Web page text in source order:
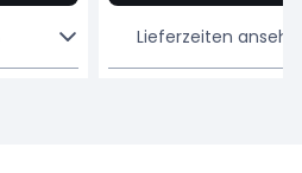
Lieferzeiten